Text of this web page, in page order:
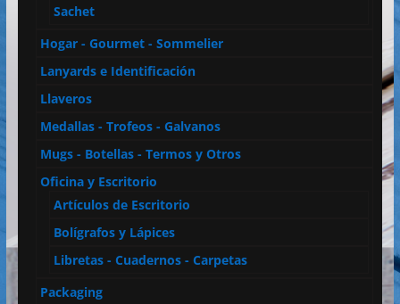
Sachet
Hogar - Gourmet - Sommelier
Lanyards e Identificación
Llaveros
Medallas - Trofeos - Galvanos
Mugs - Botellas - Termos y Otros
Oficina y Escritorio
Artículos de Escritorio
Bolígrafos y Lápices
Libretas - Cuadernos - Carpetas
Packaging